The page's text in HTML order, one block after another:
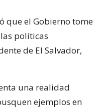
que el Gobierno tome
políticas
de El Salvador,
una realidad
ejemplos en